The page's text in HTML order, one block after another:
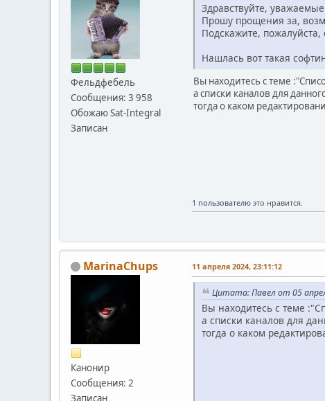
Фельдфебель
Сообщения: 3 958
Обожаю Sat-Integral
Записан
Здравствуйте,
Прошу прощения за,
Подскажите,
Нашлась вот такая
Вы находитесь с теме
а списки каналов для
тогда о каком
1 пользователю это нравится.
MarinaChups
Канонир
Сообщения: 2
Записан
11 апреля 2024, 23:11:12
Цитата: Павел от 05
Вы находитесь с теме
а списки каналов для
тогда о каком